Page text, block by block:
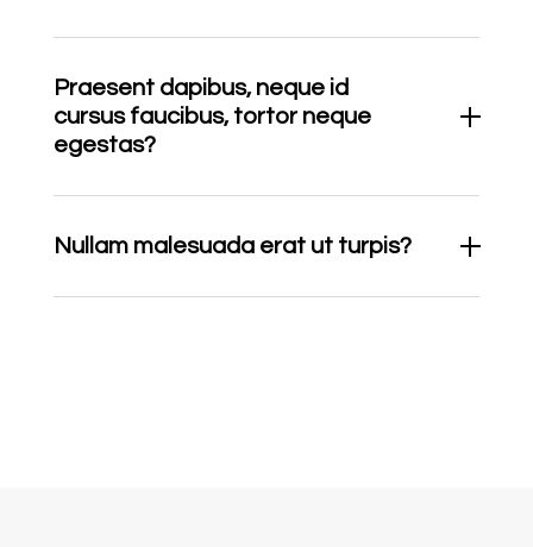
Praesent dapibus, neque id
cursus faucibus, tortor neque
egestas?
Nullam malesuada erat ut turpis?